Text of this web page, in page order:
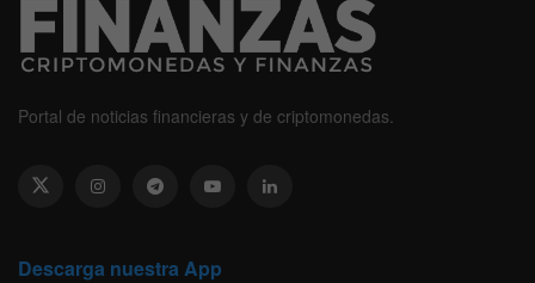
Portal de noticias financieras y de criptomonedas.
Descarga nuestra App